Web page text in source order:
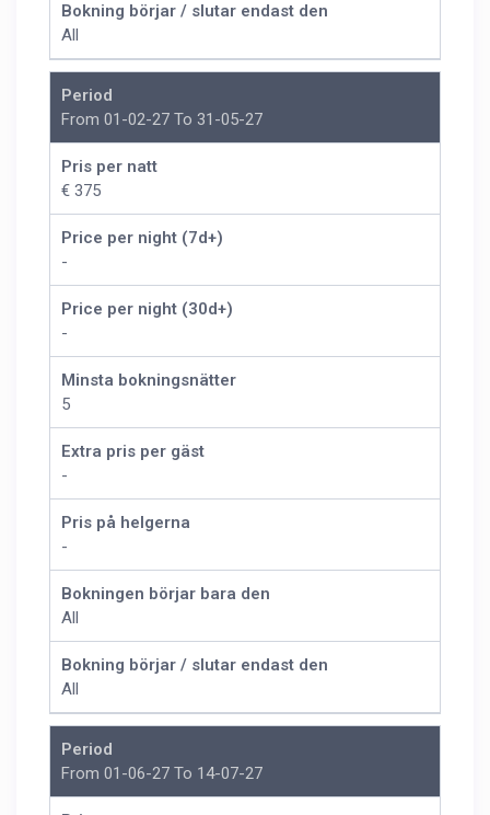
Bokning börjar / slutar endast den
All
Period
From 01-02-27 To 31-05-27
Pris per natt
€ 375
Price per night (7d+)
-
Price per night (30d+)
-
Minsta bokningsnätter
5
Extra pris per gäst
-
Pris på helgerna
-
Bokningen börjar bara den
All
Bokning börjar / slutar endast den
All
Period
From 01-06-27 To 14-07-27